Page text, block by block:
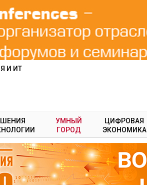
И ИТ
УМНЫЙ
ГОРОД
ЦИФРОВАЯ
ЭКОНОМИКА